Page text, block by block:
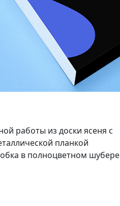
работы из доски ясеня с
планкой
в полноцветном шубере